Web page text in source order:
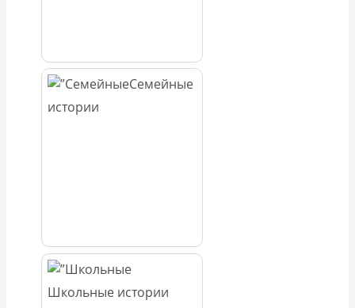
Семейные
истории
Школьные истории